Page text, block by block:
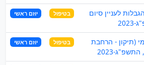
לעניין סיום
בטיפול יוזם ראשי
(תיקון - הרחבת
2023
בטיפול יוזם ראשי